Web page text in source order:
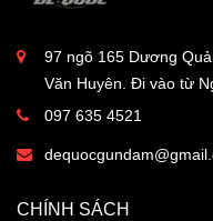
97 ngõ 165 Dương
Văn Huyên. Đi vào từ
097 635 4521
CHÍNH SÁCH